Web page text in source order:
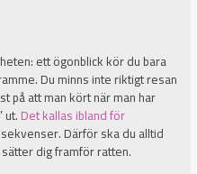
ett ögonblick kör du bara
Du minns inte riktigt resan
på att man kört när man har
ut.Det kallas ibland för
Därför ska du alltid
dig framför ratten.